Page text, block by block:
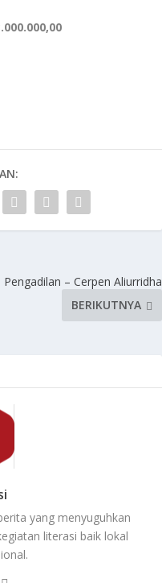
Pengadilan – Cerpen Aliurridha
BERIKUTNYA
yang menyuguhkan
literasi baik lokal